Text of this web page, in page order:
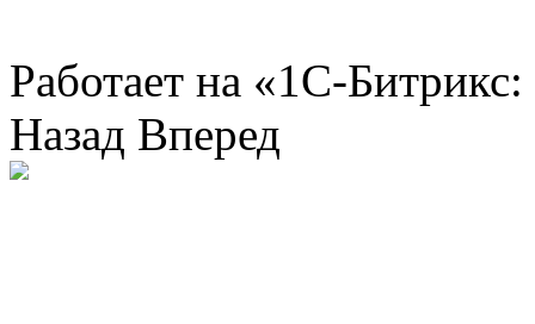
Работает на «1С-
Назад Вперед